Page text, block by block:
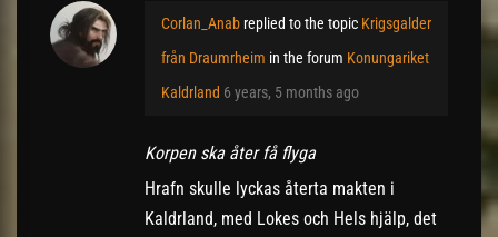
Corlan_Anab replied to the topic Krigsgalder
från Draumrheim in the forum Konungariket
Kaldrland 6 years, 5 months ago
Korpen ska åter få flyga
Hrafn skulle lyckas återta makten i
Kaldrland, med Lokes och Hels hjälp, det